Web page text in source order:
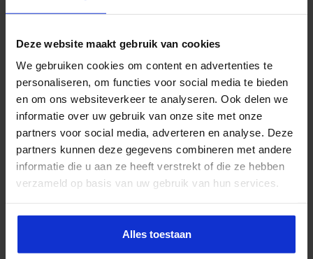
Deze website maakt gebruik van cookies
We gebruiken cookies om content en advertenties te
personaliseren, om functies voor social media te bieden
en om ons websiteverkeer te analyseren. Ook delen we
informatie over uw gebruik van onze site met onze
partners voor social media, adverteren en analyse. Deze
partners kunnen deze gegevens combineren met andere
informatie die u aan ze heeft verstrekt of die ze hebben
verzameld op basis van uw gebruik van hun services.
Alles toestaan